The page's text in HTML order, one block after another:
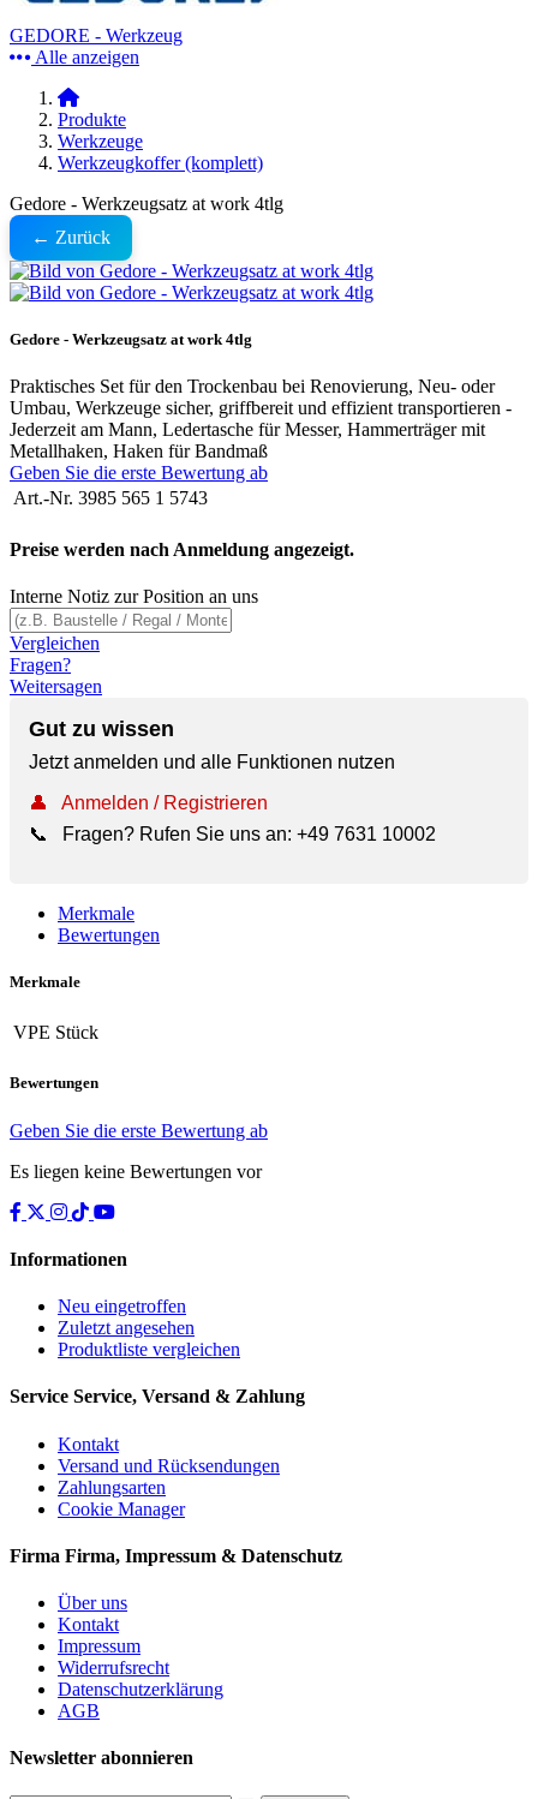
GEDORE - Werkzeug
Alle anzeigen
Produkte
Werkzeuge
Werkzeugkoffer (komplett)
Gedore - Werkzeugsatz at work 4tlg
← Zurück
Gedore - Werkzeugsatz at work 4tlg
Praktisches Set für den Trockenbau bei Renovierung, Neu- oder
Umbau, Werkzeuge sicher, griffbereit und effizient transportieren -
Jederzeit am Mann, Ledertasche für Messer, Hammerträger mit
Metallhaken, Haken für Bandmaß
Geben Sie die erste Bewertung ab
Art.-Nr. 3985 565 1 5743
Preise werden nach Anmeldung angezeigt.
Interne Notiz zur Position an uns
Vergleichen
Fragen?
Weitersagen
Gut zu wissen
Jetzt anmelden und alle Funktionen nutzen
👤
Anmelden / Registrieren
📞
Fragen? Rufen Sie uns an: +49 7631 10002
Merkmale
Bewertungen
Merkmale
VPE Stück
Bewertungen
Geben Sie die erste Bewertung ab
Es liegen keine Bewertungen vor
Informationen
Neu eingetroffen
Zuletzt angesehen
Produktliste vergleichen
Service Service, Versand & Zahlung
Kontakt
Versand und Rücksendungen
Zahlungsarten
Cookie Manager
Firma Firma, Impressum & Datenschutz
Über uns
Kontakt
Impressum
Widerrufsrecht
Datenschutzerklärung
AGB
Newsletter abonnieren